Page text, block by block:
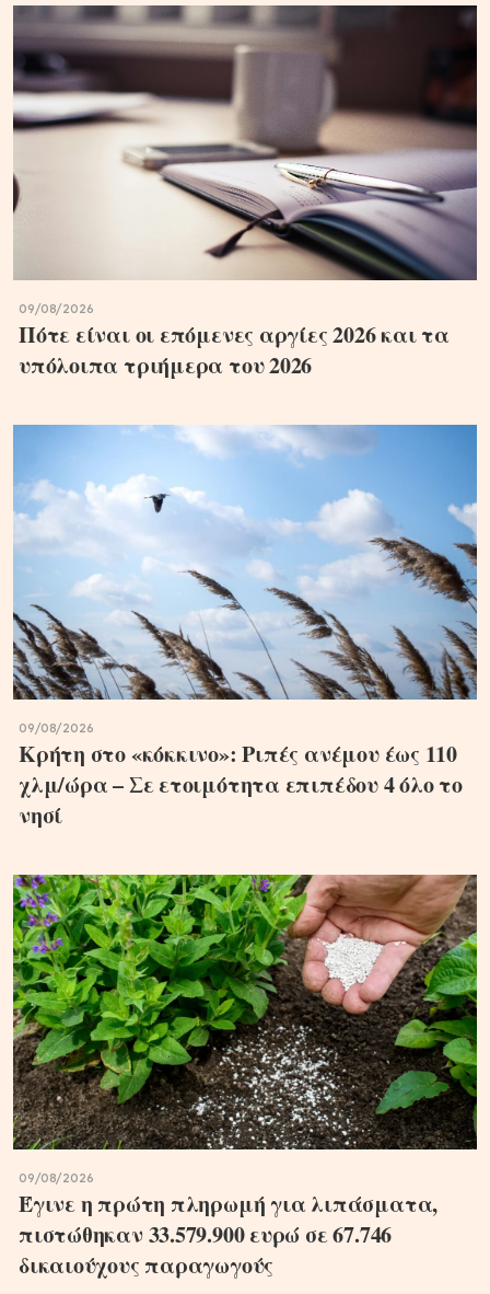
09/08/2026
Πότε είναι οι επόμενες αργίες 2026 και τα
υπόλοιπα τριήμερα του 2026
09/08/2026
Κρήτη στο «κόκκινο»: Ριπές ανέμου έως 110
χλμ/ώρα – Σε ετοιμότητα επιπέδου 4 όλο το
νησί
09/08/2026
Έγινε η πρώτη πληρωμή για λιπάσματα,
πιστώθηκαν 33.579.900 ευρώ σε 67.746
δικαιούχους παραγωγούς